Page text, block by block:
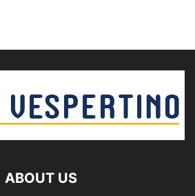
ABOUT US